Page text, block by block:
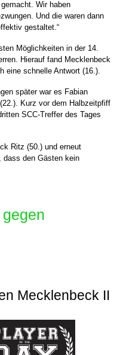
gemacht. Wir haben
Und die waren dann
gestaltet.“
Möglichkeiten in der 14.
Hierauf fand Mecklenbeck
eine schnelle Antwort (16.).
später war es Fabian
Kurz vor dem Halbzeitpfiff
SCC-Treffer des Tages
Ritz (50.) und erneut
dass den Gästen kein
Mecklenbeck II